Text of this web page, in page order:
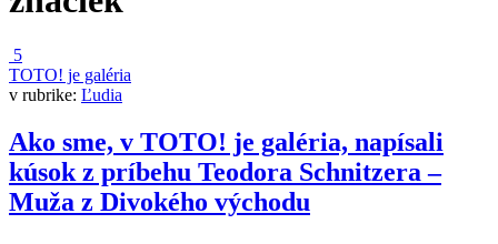
5
TOTO! je galéria
v rubrike: Ľudia
Ako sme, v TOTO! je galéria, napísali
kúsok z príbehu Teodora Schnitzera –
Muža z Divokého východu